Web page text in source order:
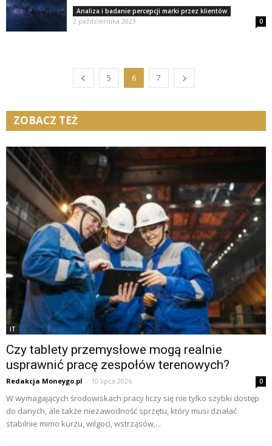
Analiza i badanie percepcji marki przez klientów
2 października 2023 0
5 6 7
ZOBACZ TEŻ
IT
Czy tablety przemysłowe mogą realnie
usprawnić pracę zespołów terenowych?
Redakcja Moneygo.pl - 10 lipca 2026 0
W wymagających środowiskach pracy liczy się nie tylko szybki dostęp
do danych, ale także niezawodność sprzętu, który musi działać
stabilnie mimo kurzu, wilgoci, wstrząsów,...